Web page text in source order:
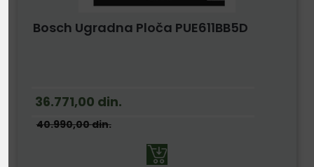
Bosch Ugradna Ploča PUE611BB5D
36.771,00 din.
40.990,00din.